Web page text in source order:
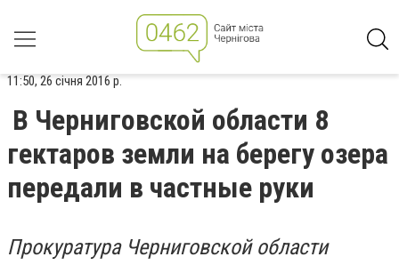
11:50, 26 січня 2016 р.
В Черниговской области 8
гектаров земли на берегу озера
передали в частные руки
Прокуратура Черниговской области